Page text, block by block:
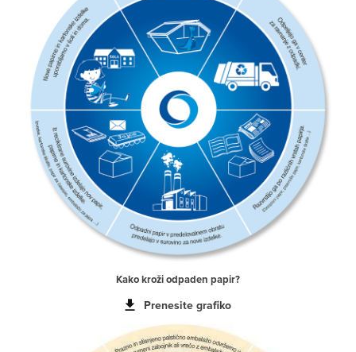
Kako kroži odpaden papir?
Prenesite grafiko